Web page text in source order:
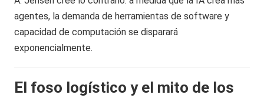
agentes, la demanda de herramientas de software y
capacidad de computación se disparará
exponencialmente.
El foso logístico y el mito de los